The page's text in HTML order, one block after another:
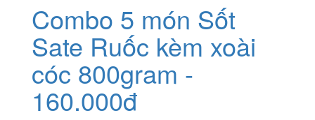
Combo 5 món Sốt
Sate Ruốc kèm xoài
cóc 800gram -
160.000đ